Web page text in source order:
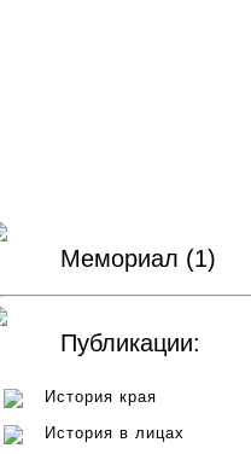
Мемориал (1)
Публикации:
История края
История в лицах